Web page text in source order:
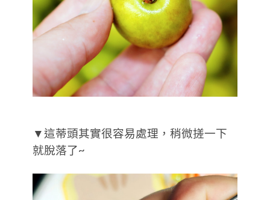
▼這蒂頭其實很容易處理，稍微搓一下
就脫落了~